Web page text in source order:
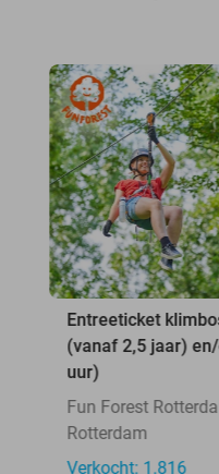
Entreeticket
(vanaf 2,5 jaar)
uur)
Fun Forest
Rotterdam
Verkocht: 1.816